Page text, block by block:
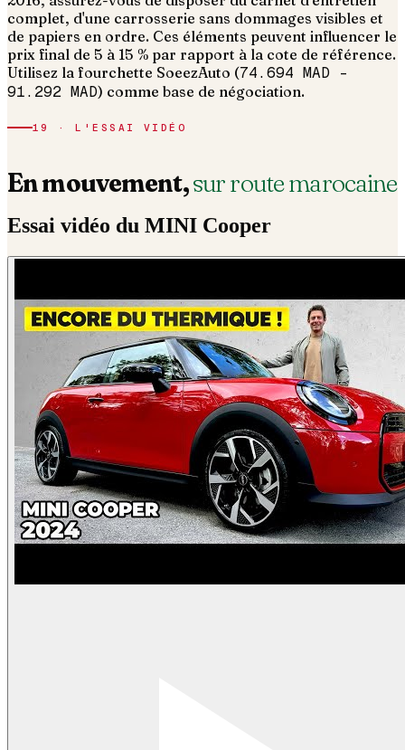
complet, d'une carrosserie sans dommages visibles et
de papiers en ordre. Ces éléments peuvent influencer le
prix final de 5 à 15 % par rapport à la cote de référence.
Utilisez la fourchette SoeezAuto (74.694 MAD –
91.292 MAD) comme base de négociation.
19 · L'ESSAI VIDÉO
En mouvement,sur route marocaine
Essai vidéo du MINI Cooper